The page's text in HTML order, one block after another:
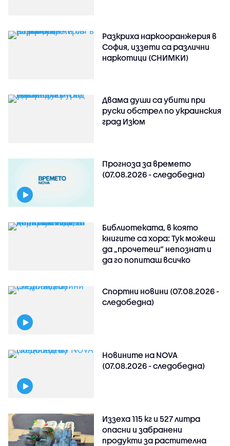
Разкриха наркооранжерия в
София, иззети са различни
наркотици (СНИМКИ)
Двама души са убити при
руски обстрeл по украинския
град Изюм
Прогноза за времето
(07.08.2026 - следобедна)
Библиотеката, в която
книгите са хора: Тук можеш
да „прочетеш“ непознат и
да го попиташ всичко
Спортни новини (07.08.2026 -
следобедна)
Новините на NOVA
(07.08.2026 - следобедна)
Иззеха 115 кг и 527 литра
опасни и забранени
продукти за растителна